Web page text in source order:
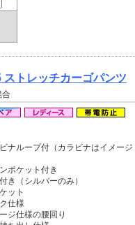
トレッチカーゴパンツ
合
ナループ付（カラビナはイメージ
ポケット付き
き（シルバーのみ）
ット
仕様
ジ仕様の腰回り